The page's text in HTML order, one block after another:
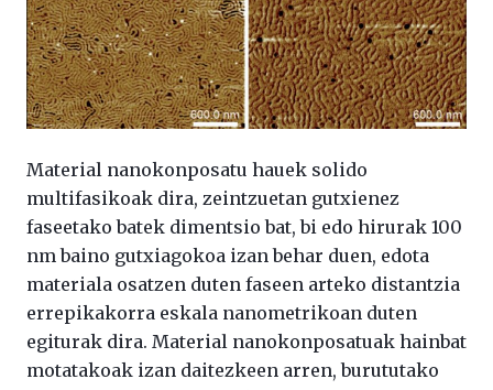
Material nanokonposatu hauek solido
multifasikoak dira, zeintzuetan gutxienez
faseetako batek dimentsio bat, bi edo hirurak 100
nm baino gutxiagokoa izan behar duen, edota
materiala osatzen duten faseen arteko distantzia
errepikakorra eskala nanometrikoan duten
egiturak dira. Material nanokonposatuak hainbat
motatakoak izan daitezkeen arren, burututako